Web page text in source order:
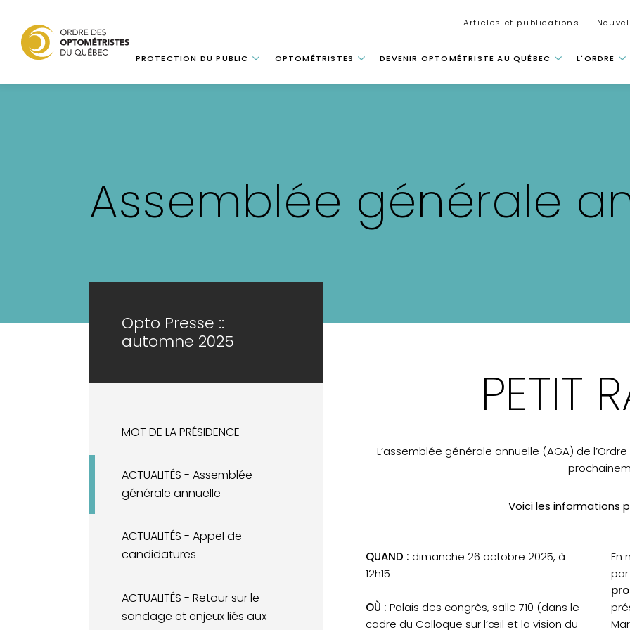
au
Articles et publications
Navigation principale
PROTECTION DU PUBLIC OPTOMÉTRISTES DEVENIR OPTOMÉTRISTE AU QUÉBEC L'ORDRE
Assemblée générale
Opto Presse ::
automne 2025
MOT DE LA PRÉSIDENCE
ACTUALITÉS - Assemblée
générale annuelle
ACTUALITÉS - Appel de
candidatures
ACTUALITÉS - Retour sur le
sondage et enjeux liés aux
PETIT
L’assemblée générale annuelle (AGA) de
Voici les informations
QUAND : dimanche 26 octobre 2025, à
12h15
OÙ :Palais des congrès, salle 710 (dans le
cadre du Colloque sur l’œil et la vision du
En